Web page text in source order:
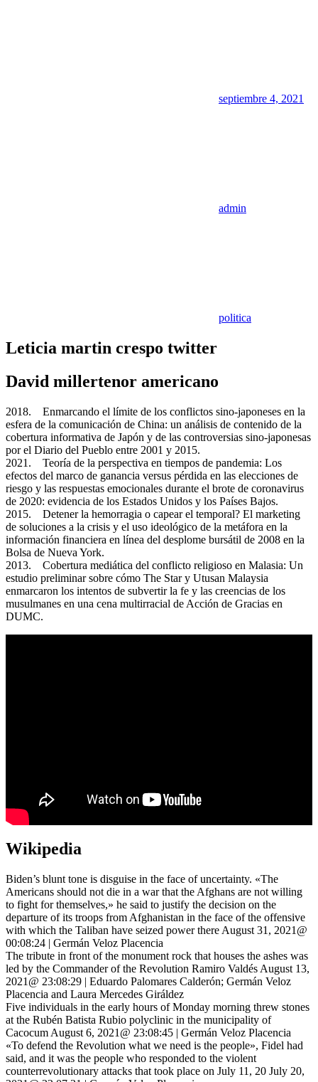
septiembre 4, 2021
admin
politica
Leticia martin crespo twitter
David millertenor americano
2018. Enmarcando el límite de los conflictos sino-japoneses en la
esfera de la comunicación de China: un análisis de contenido de la
cobertura informativa de Japón y de las controversias sino-japonesas
por el Diario del Pueblo entre 2001 y 2015.
2021. Teoría de la perspectiva en tiempos de pandemia: Los
efectos del marco de ganancia versus pérdida en las elecciones de
riesgo y las respuestas emocionales durante el brote de coronavirus
de 2020: evidencia de los Estados Unidos y los Países Bajos.
2015. Detener la hemorragia o capear el temporal? El marketing
de soluciones a la crisis y el uso ideológico de la metáfora en la
información financiera en línea del desplome bursátil de 2008 en la
Bolsa de Nueva York.
2013. Cobertura mediática del conflicto religioso en Malasia: Un
estudio preliminar sobre cómo The Star y Utusan Malaysia
enmarcaron los intentos de subvertir la fe y las creencias de los
musulmanes en una cena multirracial de Acción de Gracias en
DUMC.
Wikipedia
Biden’s blunt tone is disguise in the face of uncertainty. «The
Americans should not die in a war that the Afghans are not willing
to fight for themselves,» he said to justify the decision on the
departure of its troops from Afghanistan in the face of the offensive
with which the Taliban have seized power there August 31, 2021@
00:08:24 | Germán Veloz Placencia
The tribute in front of the monument rock that houses the ashes was
led by the Commander of the Revolution Ramiro Valdés August 13,
2021@ 23:08:29 | Eduardo Palomares Calderón; Germán Veloz
Placencia and Laura Mercedes Giráldez
Five individuals in the early hours of Monday morning threw stones
at the Rubén Batista Rubio polyclinic in the municipality of
Cacocum August 6, 2021@ 23:08:45 | Germán Veloz Placencia
«To defend the Revolution what we need is the people», Fidel had
said, and it was the people who responded to the violent
counterrevolutionary attacks that took place on July 11, 20 July 20,